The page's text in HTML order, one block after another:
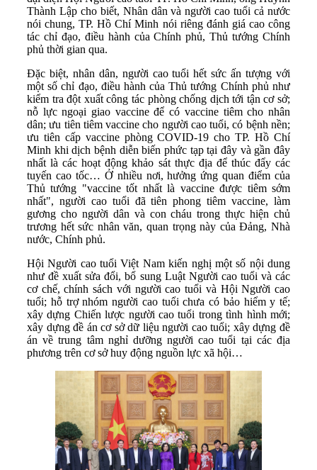
Thành Lập cho biết, Nhân dân và người cao tuổi cả nước
nói chung, TP. Hồ Chí Minh nói riêng đánh giá cao công
tác chỉ đạo, điều hành của Chính phủ, Thủ tướng Chính
phủ thời gian qua.
Đặc biệt, nhân dân, người cao tuổi hết sức ấn tượng với
một số chỉ đạo, điều hành của Thủ tướng Chính phủ như
kiểm tra đột xuất công tác phòng chống dịch tới tận cơ sở;
nỗ lực ngoại giao vaccine để có vaccine tiêm cho nhân
dân; ưu tiên tiêm vaccine cho người cao tuổi, có bệnh nền;
ưu tiên cấp vaccine phòng COVID-19 cho TP. Hồ Chí
Minh khi dịch bệnh diễn biến phức tạp tại đây và gần đây
nhất là các hoạt động khảo sát thực địa để thúc đẩy các
tuyến cao tốc… Ở nhiều nơi, hưởng ứng quan điểm của
Thủ tướng "vaccine tốt nhất là vaccine được tiêm sớm
nhất", người cao tuổi đã tiên phong tiêm vaccine, làm
gương cho người dân và con cháu trong thực hiện chủ
trương hết sức nhân văn, quan trọng này của Đảng, Nhà
nước, Chính phủ.
Hội Người cao tuổi Việt Nam kiến nghị một số nội dung
như đề xuất sửa đổi, bổ sung Luật Người cao tuổi và các
cơ chế, chính sách với người cao tuổi và Hội Người cao
tuổi; hỗ trợ nhóm người cao tuổi chưa có bảo hiểm y tế;
xây dựng Chiến lược người cao tuổi trong tình hình mới;
xây dựng đề án cơ sở dữ liệu người cao tuổi; xây dựng đề
án về trung tâm nghỉ dưỡng người cao tuổi tại các địa
phương trên cơ sở huy động nguồn lực xã hội…